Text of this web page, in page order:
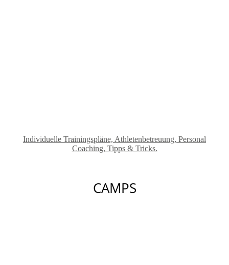
Individuelle Trainingspläne, Athletenbetreuung, Personal
Coaching, Tipps & Tricks.
CAMPS